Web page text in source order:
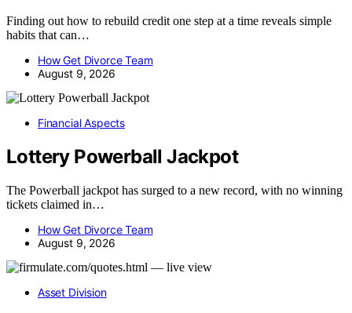
Finding out how to rebuild credit one step at a time reveals simple
habits that can…
How Get Divorce Team
August 9, 2026
Financial Aspects
Lottery Powerball Jackpot
The Powerball jackpot has surged to a new record, with no winning
tickets claimed in…
How Get Divorce Team
August 9, 2026
Asset Division